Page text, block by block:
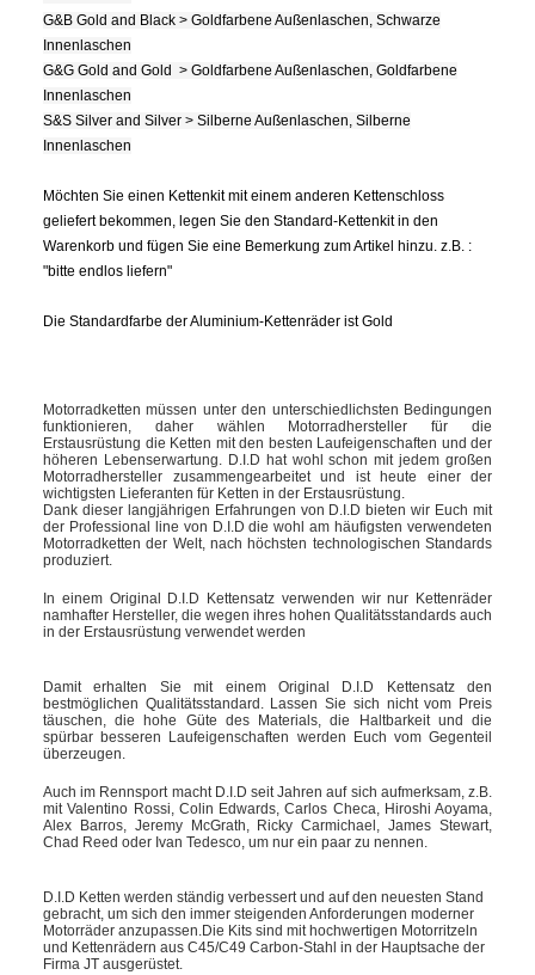
G&B Gold and Black > Goldfarbene Außenlaschen, Schwarze
Innenlaschen
G&G Gold and Gold > Goldfarbene Außenlaschen, Goldfarbene
Innenlaschen
S&S Silver and Silver > Silberne Außenlaschen, Silberne
Innenlaschen
Möchten Sie einen Kettenkit mit einem anderen Kettenschloss
geliefert bekommen, legen Sie den Standard-Kettenkit in den
Warenkorb und fügen Sie eine Bemerkung zum Artikel hinzu. z.B. :
"bitte endlos liefern"
Die Standardfarbe der Aluminium-Kettenräder ist Gold
Motorradketten müssen unter den unterschiedlichsten Bedingungen
funktionieren, daher wählen Motorradhersteller für die
Erstausrüstung die Ketten mit den besten Laufeigenschaften und der
höheren Lebenserwartung. D.I.D hat wohl schon mit jedem großen
Motorradhersteller zusammengearbeitet und ist heute einer der
wichtigsten Lieferanten für Ketten in der Erstausrüstung.
Dank dieser langjährigen Erfahrungen von D.I.D bieten wir Euch mit
der Professional line von D.I.D die wohl am häufigsten verwendeten
Motorradketten der Welt, nach höchsten technologischen Standards
produziert.
In einem Original D.I.D Kettensatz verwenden wir nur Kettenräder
namhafter Hersteller, die wegen ihres hohen Qualitätsstandards auch
in der Erstausrüstung verwendet werden
Damit erhalten Sie mit einem Original D.I.D Kettensatz den
bestmöglichen Qualitätsstandard. Lassen Sie sich nicht vom Preis
täuschen, die hohe Güte des Materials, die Haltbarkeit und die
spürbar besseren Laufeigenschaften werden Euch vom Gegenteil
überzeugen.
Auch im Rennsport macht D.I.D seit Jahren auf sich aufmerksam, z.B.
mit Valentino Rossi, Colin Edwards, Carlos Checa, Hiroshi Aoyama,
Alex Barros, Jeremy McGrath, Ricky Carmichael, James Stewart,
Chad Reed oder Ivan Tedesco, um nur ein paar zu nennen.
D.I.D Ketten werden ständig verbessert und auf den neuesten Stand
gebracht, um sich den immer steigenden Anforderungen moderner
Motorräder anzupassen.Die Kits sind mit hochwertigen Motorritzeln
und Kettenrädern aus C45/C49 Carbon-Stahl in der Hauptsache der
Firma JT ausgerüstet.